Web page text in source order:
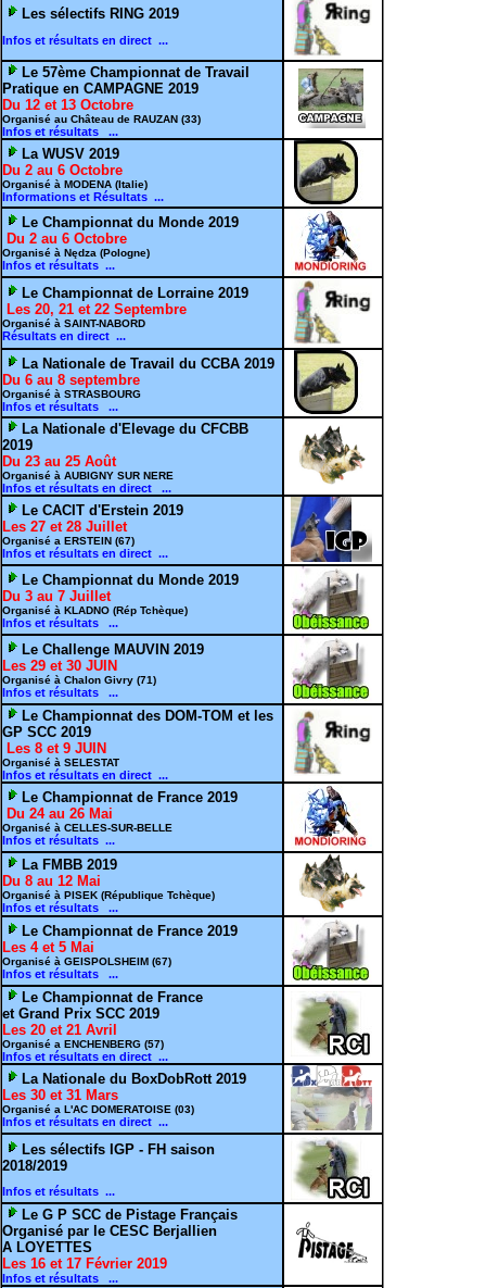
Les sélectifs RING 2019
Infos et résultats en direct ...
Le 57ème Championnat de Travail
Pratique en CAMPAGNE 2019
Du 12 et 13 Octobre
Organisé au Château de RAUZAN (33)
Infos et résultats ...
La WUSV 2019
Du 2 au 6 Octobre
Organisé à MODENA (Italie)
Informations et Résultats ...
Le Championnat du Monde 2019
Du 2 au 6 Octobre
Organisé à Nędza (Pologne)
Infos et résultats ...
Le Championnat de Lorraine 2019
Les 20, 21 et 22 Septembre
Organisé à SAINT-NABORD
Résultats en direct ...
La Nationale de Travail du CCBA 2019
Du 6 au 8 septembre
Organisé à STRASBOURG
Infos et résultats ...
La Nationale d'Elevage du CFCBB
2019
Du 23 au 25 Août
Organisé à AUBIGNY SUR NERE
Infos et résultats en direct ...
Le CACIT d'Erstein 2019
Les 27 et 28 Juillet
Organisé a ERSTEIN (67)
Infos et résultats en direct ...
Le Championnat du Monde 2019
Du 3 au 7 Juillet
Organisé à KLADNO (Rép Tchèque)
Infos et résultats ...
Le Challenge MAUVIN 2019
Les 29 et 30 JUIN
Organisé à Chalon Givry (71)
Infos et résultats ...
Le Championnat des DOM-TOM et les
GP SCC 2019
Les 8 et 9 JUIN
Organisé à SELESTAT
Infos et résultats en direct ...
Le Championnat de France 2019
Du 24 au 26 Mai
Organisé à CELLES-SUR-BELLE
Infos et résultats ...
La FMBB 2019
Du 8 au 12 Mai
Organisé à PISEK (République Tchèque)
Infos et résultats ...
Le Championnat de France 2019
Les 4 et 5 Mai
Organisé à GEISPOLSHEIM (67)
Infos et résultats ...
Le Championnat de France
et Grand Prix SCC 2019
Les 20 et 21 Avril
Organisé a ENCHENBERG (57)
Infos et résultats en direct ...
La Nationale du BoxDobRott 2019
Les 30 et 31 Mars
Organisé a L'AC DOMERATOISE (03)
Infos et résultats en direct ...
Les sélectifs IGP - FH saison
2018/2019
Infos et résultats ...
Le G P SCC de Pistage Français
Organisé par le CESC Berjallien
A LOYETTES
Les 16 et 17 Février 2019
Infos et résultats ...